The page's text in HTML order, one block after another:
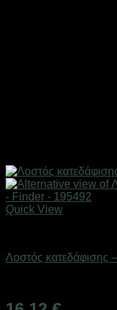
Quick View
Λοστός κατεδάφισης